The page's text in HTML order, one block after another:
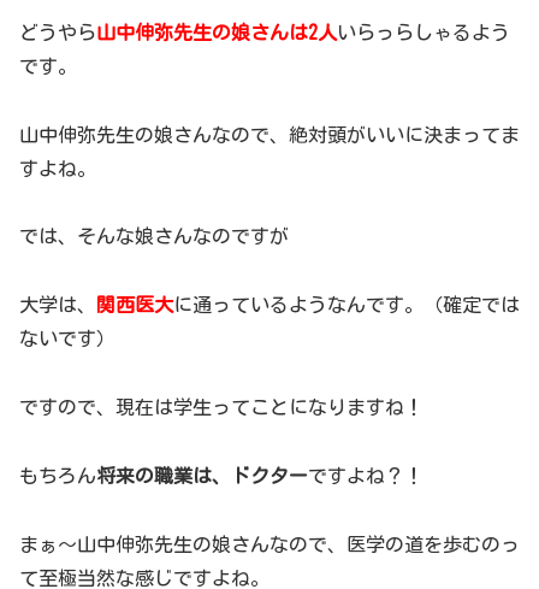
どうやら山中伸弥先生の娘さんは2人 いらっらしゃるよう
です。
山中伸弥先生の娘さんなので、絶対頭がいいに決まってま
すよね。
では、そんな娘さんなのですが
大学は、 関西医大に通っているようなんです。（確定では
ないです）
ですので、現在は学生ってことになりますね！
もちろん将来の職業は、ドクターですよね？！
まぁ～山中伸弥先生の娘さんなので、医学の道を歩むのっ
て至極当然な感じですよね。